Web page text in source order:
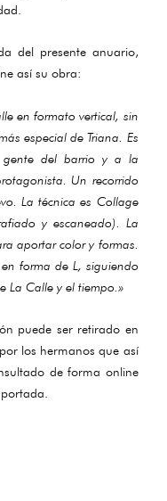
del presente anuario,
así su obra:
en formato vertical, sin
especial de Triana. Es
del barrio y a la
Un recorrido
La técnica es Collage
y escaneado). La
aportar color y formas.
forma de L, siguiendo
La Calle y el tiempo.»
puede ser retirado en
los hermanos que así
de forma online